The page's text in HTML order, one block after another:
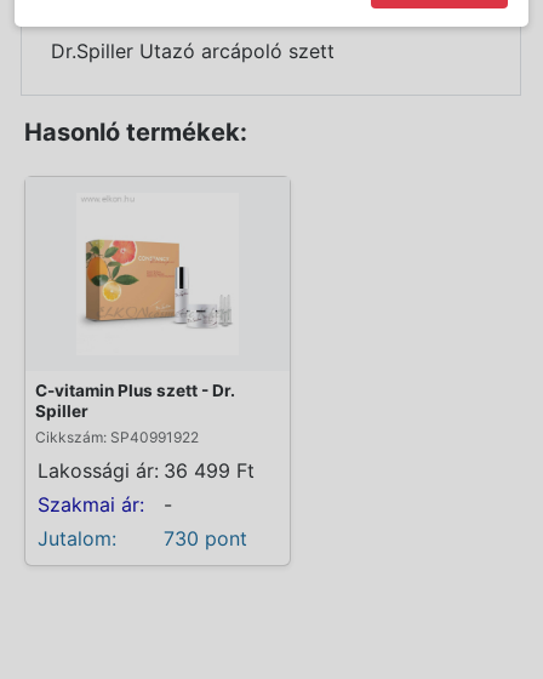
Dr.Spiller Utazó arcápoló szett
Hasonló termékek:
C-vitamin Plus szett - Dr.
Spiller
Cikkszám: SP40991922
Lakossági ár: 36 499 Ft
Szakmai ár:
-
Jutalom:
730 pont